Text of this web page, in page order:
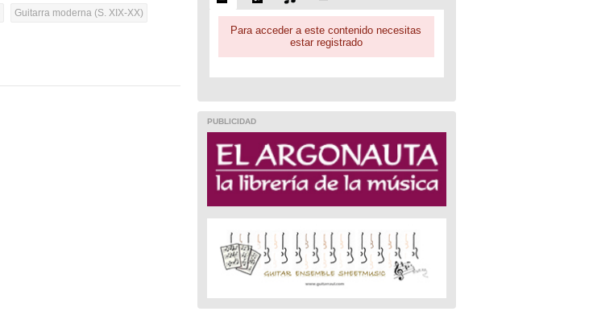
Guitarra moderna (S. XIX-XX)
Para acceder a este contenido necesitas
estar registrado
PUBLICIDAD